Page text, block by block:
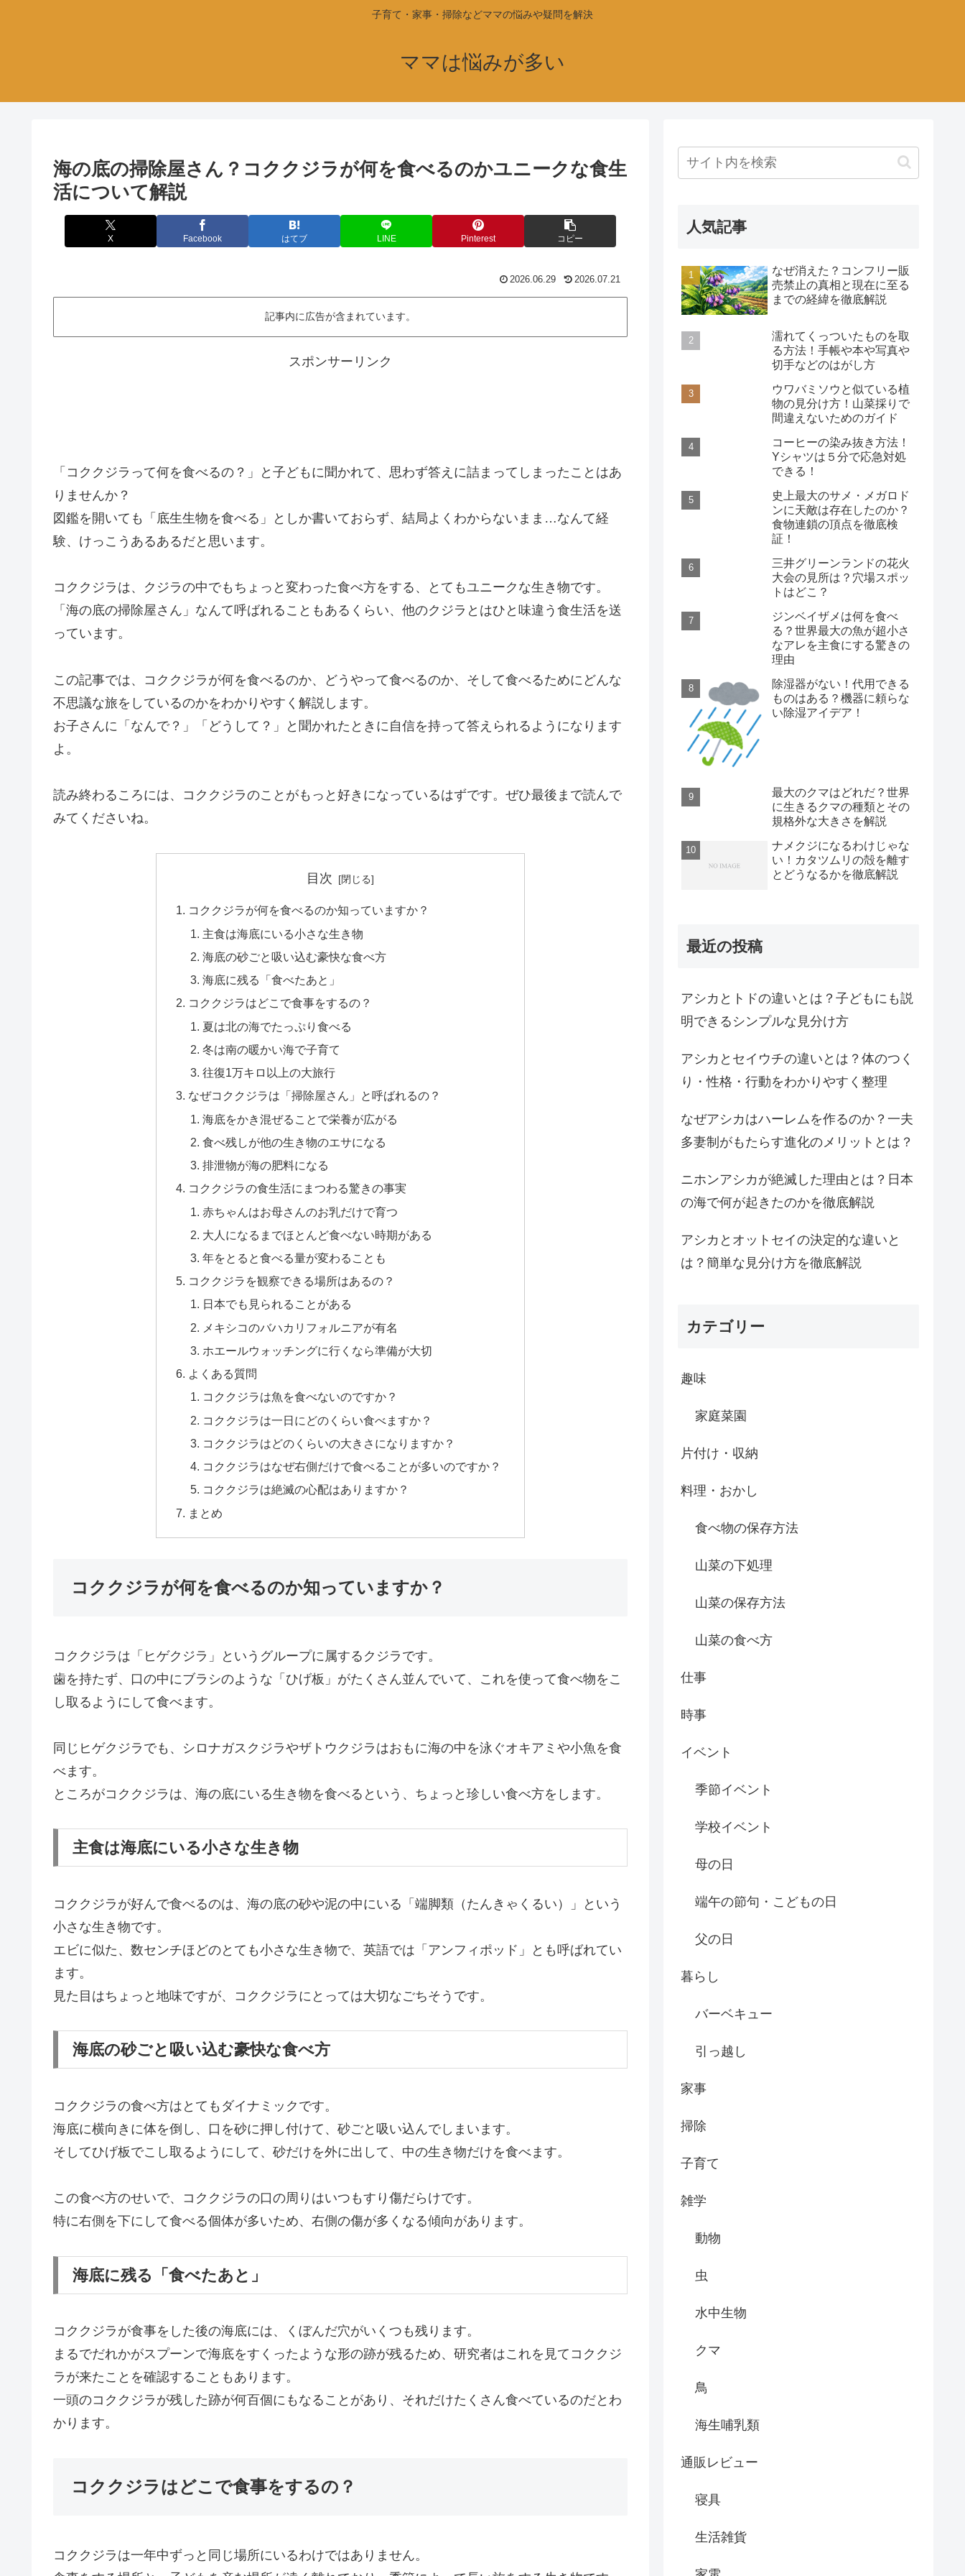
子育て・家事・掃除などママの悩みや疑問を解決
ママは悩みが多い
海の底の掃除屋さん？コククジラが何を食べるのかユニークな食生
活について解説
X Facebook はてブ LINE Pinterest コピー
2026.06.29 2026.07.21
記事内に広告が含まれています。
スポンサーリンク
「コククジラって何を食べるの？」と子どもに聞かれて、思わず答えに詰まってしまったことはあ
りませんか？
図鑑を開いても「底生生物を食べる」としか書いておらず、結局よくわからないまま…なんて経
験、けっこうあるあるだと思います。
コククジラは、クジラの中でもちょっと変わった食べ方をする、とてもユニークな生き物です。
「海の底の掃除屋さん」なんて呼ばれることもあるくらい、他のクジラとはひと味違う食生活を送
っています。
この記事では、コククジラが何を食べるのか、どうやって食べるのか、そして食べるためにどんな
不思議な旅をしているのかをわかりやすく解説します。
お子さんに「なんで？」「どうして？」と聞かれたときに自信を持って答えられるようになります
よ。
読み終わるころには、コククジラのことがもっと好きになっているはずです。ぜひ最後まで読んで
みてくださいね。
目次
コククジラが何を食べるのか知っていますか？
主食は海底にいる小さな生き物
海底の砂ごと吸い込む豪快な食べ方
海底に残る「食べたあと」
コククジラはどこで食事をするの？
夏は北の海でたっぷり食べる
冬は南の暖かい海で子育て
往復1万キロ以上の大旅行
なぜコククジラは「掃除屋さん」と呼ばれるの？
海底をかき混ぜることで栄養が広がる
食べ残しが他の生き物のエサになる
排泄物が海の肥料になる
コククジラの食生活にまつわる驚きの事実
赤ちゃんはお母さんのお乳だけで育つ
大人になるまでほとんど食べない時期がある
年をとると食べる量が変わることも
コククジラを観察できる場所はあるの？
日本でも見られることがある
メキシコのバハカリフォルニアが有名
ホエールウォッチングに行くなら準備が大切
よくある質問
コククジラは魚を食べないのですか？
コククジラは一日にどのくらい食べますか？
コククジラはどのくらいの大きさになりますか？
コククジラはなぜ右側だけで食べることが多いのですか？
コククジラは絶滅の心配はありますか？
まとめ
コククジラが何を食べるのか知っていますか？
コククジラは「ヒゲクジラ」というグループに属するクジラです。
歯を持たず、口の中にブラシのような「ひげ板」がたくさん並んでいて、これを使って食べ物をこ
し取るようにして食べます。
同じヒゲクジラでも、シロナガスクジラやザトウクジラはおもに海の中を泳ぐオキアミや小魚を食
べます。
ところがコククジラは、海の底にいる生き物を食べるという、ちょっと珍しい食べ方をします。
主食は海底にいる小さな生き物
コククジラが好んで食べるのは、海の底の砂や泥の中にいる「端脚類（たんきゃくるい）」という
小さな生き物です。
エビに似た、数センチほどのとても小さな生き物で、英語では「アンフィポッド」とも呼ばれてい
ます。
見た目はちょっと地味ですが、コククジラにとっては大切なごちそうです。
海底の砂ごと吸い込む豪快な食べ方
コククジラの食べ方はとてもダイナミックです。
海底に横向きに体を倒し、口を砂に押し付けて、砂ごと吸い込んでしまいます。
そしてひげ板でこし取るようにして、砂だけを外に出して、中の生き物だけを食べます。
この食べ方のせいで、コククジラの口の周りはいつもすり傷だらけです。
特に右側を下にして食べる個体が多いため、右側の傷が多くなる傾向があります。
海底に残る「食べたあと」
コククジラが食事をした後の海底には、くぼんだ穴がいくつも残ります。
まるでだれかがスプーンで海底をすくったような形の跡が残るため、研究者はこれを見てコククジ
ラが来たことを確認することもあります。
一頭のコククジラが残した跡が何百個にもなることがあり、それだけたくさん食べているのだとわ
かります。
コククジラはどこで食事をするの？
コククジラは一年中ずっと同じ場所にいるわけではありません。
人気記事
なぜ消えた？コンフリー販
売禁止の真相と現在に至る
までの経緯を徹底解説
濡れてくっついたものを取
る方法！手帳や本や写真や
切手などのはがし方
ウワバミソウと似ている植
物の見分け方！山菜採りで
間違えないためのガイド
コーヒーの染み抜き方法！
Yシャツは５分で応急対処
できる！
史上最大のサメ・メガロド
ンに天敵は存在したのか？
食物連鎖の頂点を徹底検
証！
三井グリーンランドの花火
大会の見所は？穴場スポッ
トはどこ？
ジンベイザメは何を食べ
る？世界最大の魚が超小さ
なアレを主食にする驚きの
理由
除湿器がない！代用できる
ものはある？機器に頼らな
い除湿アイデア！
最大のクマはどれだ？世界
に生きるクマの種類とその
規格外な大きさを解説
ナメクジになるわけじゃな
い！カタツムリの殻を離す
とどうなるかを徹底解説
最近の投稿
アシカとトドの違いとは？子どもにも説
明できるシンプルな見分け方
アシカとセイウチの違いとは？体のつく
り・性格・行動をわかりやすく整理
なぜアシカはハーレムを作るのか？一夫
多妻制がもたらす進化のメリットとは？
ニホンアシカが絶滅した理由とは？日本
の海で何が起きたのかを徹底解説
アシカとオットセイの決定的な違いと
は？簡単な見分け方を徹底解説
カテゴリー
趣味
家庭菜園
片付け・収納
料理・おかし
食べ物の保存方法
山菜の下処理
山菜の保存方法
山菜の食べ方
仕事
時事
イベント
季節イベント
学校イベント
母の日
端午の節句・こどもの日
父の日
暮らし
バーベキュー
引っ越し
家事
掃除
子育て
雑学
動物
虫
水中生物
クマ
鳥
海生哺乳類
通販レビュー
寝具
生活雑貨